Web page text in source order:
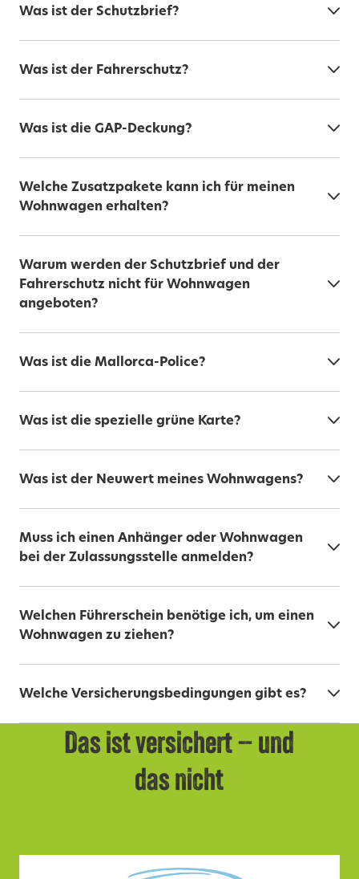
Was ist der Schutzbrief?
Was ist der Fahrerschutz?
Was ist die GAP-Deckung?
Welche Zusatzpakete kann ich für meinen
Wohnwagen erhalten?
Warum werden der Schutzbrief und der
Fahrerschutz nicht für Wohnwagen
angeboten?
Was ist die Mallorca-Police?
Was ist die spezielle grüne Karte?
Was ist der Neuwert meines Wohnwagens?
Muss ich einen Anhänger oder Wohnwagen
bei der Zulassungsstelle anmelden?
Welchen Führerschein benötige ich, um einen
Wohnwagen zu ziehen?
Welche Versicherungsbedingungen gibt es?
Das ist versichert – und
das nicht